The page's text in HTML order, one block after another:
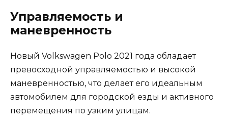
Управляемость и
маневренность
Новый Volkswagen Polo 2021 года обладает
превосходной управляемостью и высокой
маневренностью, что делает его идеальным
автомобилем для городской езды и активного
перемещения по узким улицам.